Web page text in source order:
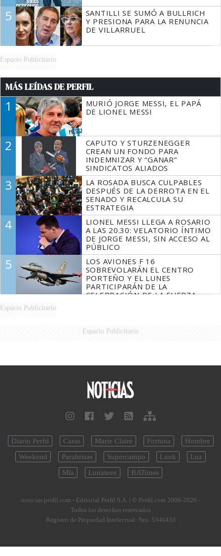
5
SANTILLI SE SUMÓ A BULLRICH
Y PRESIONA PARA LA RENUNCIA
DE VILLARRUEL
Espacio Publicitario
MÁS LEÍDAS DE PERFIL
1
MURIÓ JORGE MESSI, EL PAPÁ
DE LIONEL MESSI
2
CAPUTO Y STURZENEGGER
CREAN UN FONDO PARA
INDEMNIZAR Y “GANAR”
SINDICATOS ALIADOS
3
LA ROSADA BUSCA CULPABLES
DESPUÉS DE LA DERROTA EN EL
SENADO Y RECALCULA SU
ESTRATEGIA
4
LIONEL MESSI LLEGA A ROSARIO
A LAS 20.30: VELATORIO ÍNTIMO
DE JORGE MESSI, SIN ACCESO AL
PÚBLICO
5
LOS AVIONES F 16
SOBREVOLARÁN EL CENTRO
PORTEÑO Y EL LUNES
PARTICIPARÁN DE LA
CELEBRACIÓN DE LA FUERZA
Espacio Publicitario
Espacio Publicitario
Diario Perfil Caras Marie Claire Fortuna
Hombre
Weekend
Parabrisas Supercampo Look
Luz
Mía
Lunateen BATimes
noticias.perfil.com - Editorial Perfil S.A. | © Perfil.com 2006-2026 -
Todos los derechos reservados
Registro de Propiedad Intelectual: Nro. 5346433